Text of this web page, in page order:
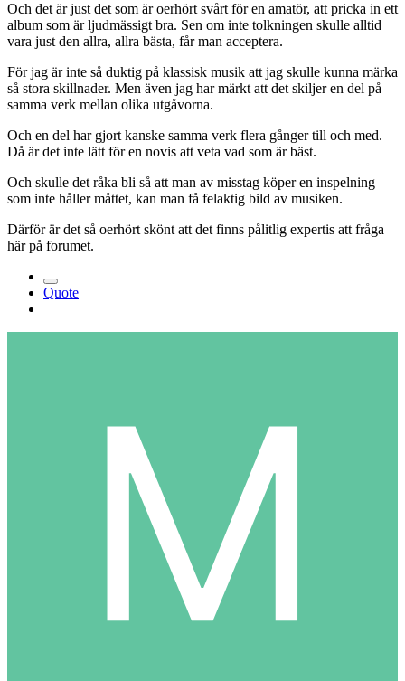
Och det är just det som är oerhört svårt för en amatör, att pricka in ett
album som är ljudmässigt bra. Sen om inte tolkningen skulle alltid
vara just den allra, allra bästa, får man acceptera.
För jag är inte så duktig på klassisk musik att jag skulle kunna märka
så stora skillnader. Men även jag har märkt att det skiljer en del på
samma verk mellan olika utgåvorna.
Och en del har gjort kanske samma verk flera gånger till och med.
Då är det inte lätt för en novis att veta vad som är bäst.
Och skulle det råka bli så att man av misstag köper en inspelning
som inte håller måttet, kan man få felaktig bild av musiken.
Därför är det så oerhört skönt att det finns pålitlig expertis att fråga
här på forumet.
Quote